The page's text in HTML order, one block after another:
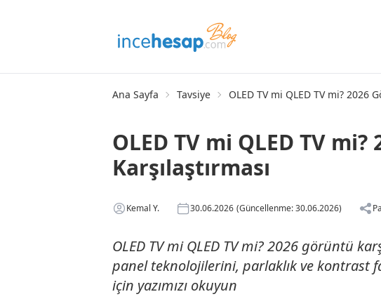
Ana Sayfa Tavsiye OLED TV mi QLED TV mi? 2026
OLED TV mi QLED TV
Karşılaştırması
Kemal Y. 30.06.2026 (Güncellenme: 30.06.2026)
OLED TV mi QLED TV mi? 2026 görüntü
panel teknolojilerini, parlaklık ve kontrast
için yazımızı okuyun